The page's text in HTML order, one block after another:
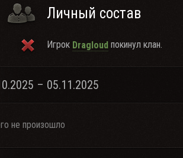
Личный состав
Игрок Dragloud покинул клан.
– 05.11.2025
не произошло